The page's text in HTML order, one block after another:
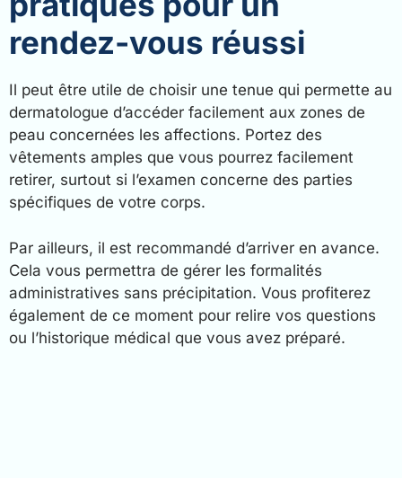
rendez-vous réussi
Il peut être utile de choisir une tenue qui permette au
dermatologue d’accéder facilement aux zones de
peau concernées les affections. Portez des
vêtements amples que vous pourrez facilement
retirer, surtout si l’examen concerne des parties
spécifiques de votre corps.
Par ailleurs, il est recommandé d’arriver en avance.
Cela vous permettra de gérer les formalités
administratives sans précipitation. Vous profiterez
également de ce moment pour relire vos questions
ou l’historique médical que vous avez préparé.